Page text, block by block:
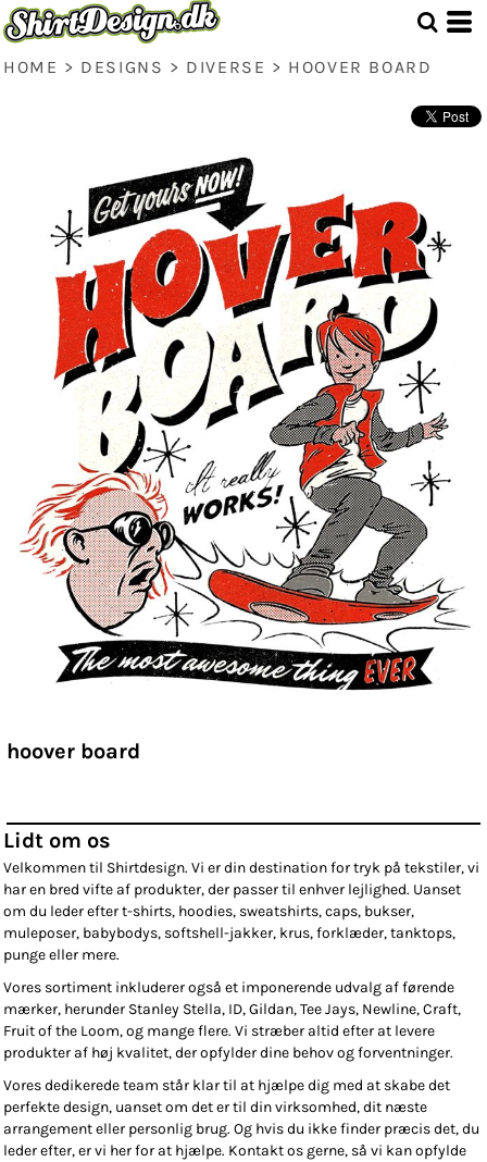
HOME > DESIGNS > DIVERSE > HOOVER BOARD
hoover board
Lidt om os
Velkommen til Shirtdesign. Vi er din destination for tryk på tekstiler, vi
har en bred vifte af produkter, der passer til enhver lejlighed. Uanset
om du leder efter t-shirts, hoodies, sweatshirts, caps, bukser,
muleposer, babybodys, softshell-jakker, krus, forklæder, tanktops,
punge eller mere.
Vores sortiment inkluderer også et imponerende udvalg af førende
mærker, herunder Stanley Stella, ID, Gildan, Tee Jays, Newline, Craft,
Fruit of the Loom, og mange flere. Vi stræber altid efter at levere
produkter af høj kvalitet, der opfylder dine behov og forventninger.
Vores dedikerede team står klar til at hjælpe dig med at skabe det
perfekte design, uanset om det er til din virksomhed, dit næste
arrangement eller personlig brug. Og hvis du ikke finder præcis det, du
leder efter, er vi her for at hjælpe. Kontakt os gerne, så vi kan opfylde